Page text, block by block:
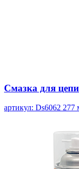
Смазка для цепи
артикул: Ds6062 277